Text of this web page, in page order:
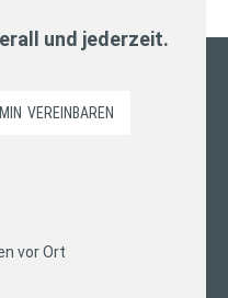
und jederzeit.
VEREINBAREN
vor Ort